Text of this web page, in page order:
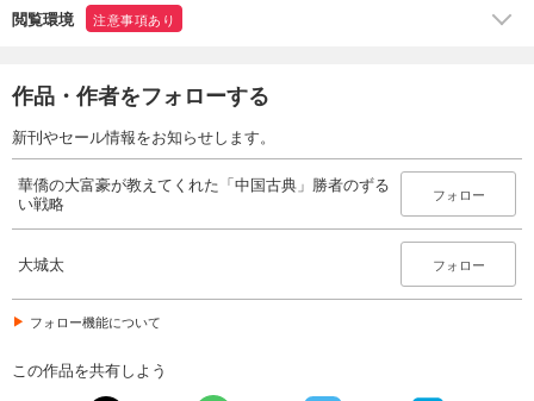
閲覧環境 注意事項あり
作品・作者をフォローする
新刊やセール情報をお知らせします。
華僑の大富豪が教えてくれた「中国古典」勝者のずる
い戦略
フォロー
大城太 フォロー
フォロー機能について
この作品を共有しよう